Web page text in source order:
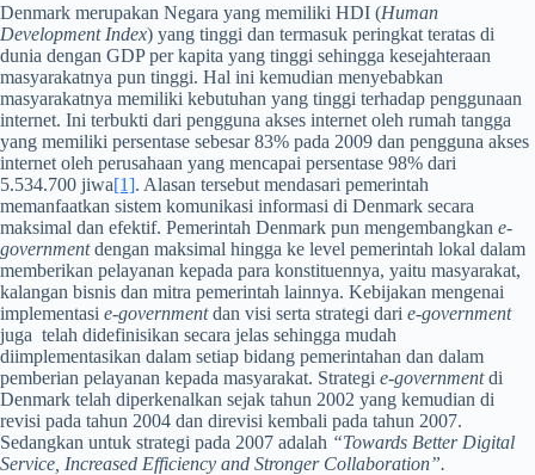
Denmark merupakan Negara yang memiliki HDI (Human
Development Index) yang tinggi dan termasuk peringkat teratas di
dunia dengan GDP per kapita yang tinggi sehingga kesejahteraan
masyarakatnya pun tinggi. Hal ini kemudian menyebabkan
masyarakatnya memiliki kebutuhan yang tinggi terhadap penggunaan
internet. Ini terbukti dari pengguna akses internet oleh rumah tangga
yang memiliki persentase sebesar 83% pada 2009 dan pengguna akses
internet oleh perusahaan yang mencapai persentase 98% dari
5.534.700 jiwa[1]. Alasan tersebut mendasari pemerintah
memanfaatkan sistem komunikasi informasi di Denmark secara
maksimal dan efektif. Pemerintah Denmark pun mengembangkan e-
governmentdengan maksimal hingga ke level pemerintah lokal dalam
memberikan pelayanan kepada para konstituennya, yaitu masyarakat,
kalangan bisnis dan mitra pemerintah lainnya. Kebijakan mengenai
implementasi e-governmentdan visi serta strategi dari e-government
juga telah didefinisikan secara jelas sehingga mudah
diimplementasikan dalam setiap bidang pemerintahan dan dalam
pemberian pelayanan kepada masyarakat. Strategi e-governmentdi
Denmark telah diperkenalkan sejak tahun 2002 yang kemudian di
revisi pada tahun 2004 dan direvisi kembali pada tahun 2007.
Sedangkan untuk strategi pada 2007 adalah “Towards Better Digital
Service, Increased Efficiency and Stronger Collaboration”.